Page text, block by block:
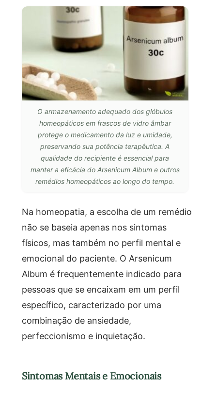
O armazenamento adequado dos glóbulos
homeopáticos em frascos de vidro âmbar
protege o medicamento da luz e umidade,
preservando sua potência terapêutica. A
qualidade do recipiente é essencial para
manter a eficácia do Arsenicum Album e outros
remédios homeopáticos ao longo do tempo.
Na homeopatia, a escolha de um remédio
não se baseia apenas nos sintomas
físicos, mas também no perfil mental e
emocional do paciente. O Arsenicum
Album é frequentemente indicado para
pessoas que se encaixam em um perfil
específico, caracterizado por uma
combinação de ansiedade,
perfeccionismo e inquietação.
Sintomas Mentais e Emocionais